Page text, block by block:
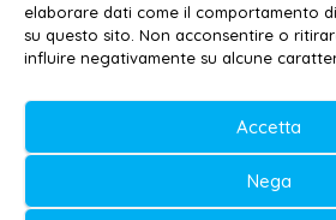
elaborare dati come il comportamento
su questo sito. Non acconsentire o
influire negativamente su alcune
Accetta
Nega
Privacy policy –Cookie policy
Testata iscritta al n. 11/
Stampa Tribunale di